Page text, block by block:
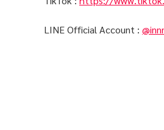
LINE Official Account :